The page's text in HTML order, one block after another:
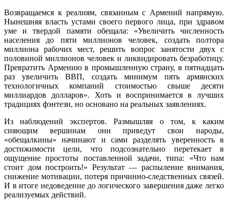
Возвращаемся к реалиям, связанным с Армений напрямую.
Нынешняя власть устами своего первого лица, при здравом
уме и твердой памяти обещала: «Увеличить численность
населения до пяти миллионов человек, создать полтора
миллиона рабочих мест, решить вопрос занятости двух с
половиной миллионов человек и ликвидировать безработицу.
Превратить Армению в промышленную страну, в пятнадцать
раз увеличить ВВП, создать минимум пять армянских
технологичных компаний стоимостью свыше десяти
миллиардов долларов». Хоть и воспринимается в лучших
традициях фэнтези, но основано на реальных заявлениях.
Из наблюдений экспертов. Размышляя о том, к каким
сияющим вершинам они приведут свои народы,
«обещалкины» начинают и сами разделять уверенность в
достижимости цели, что подсознательно перетекает в
ощущение простоты поставленной задачи, типа: «Что нам
стоит дом построить!» Результат — распыление внимания,
снижение мотивации, потеря причинно-следственных связей.
И в итоге недоведение до логического завершения даже легко
реализуемых действий.